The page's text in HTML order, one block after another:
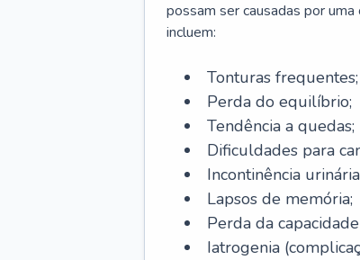
possam ser causadas por
incluem:
Tonturas frequentes;
Perda do equilíbrio;
Tendência a quedas;
Dificuldades para
Incontinência
Lapsos de memória;
Perda da
Iatrogenia